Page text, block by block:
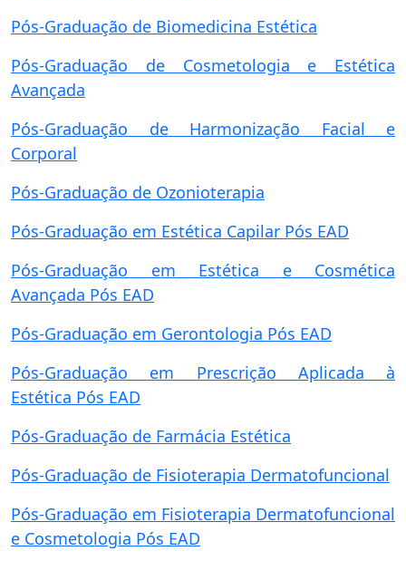
Pós-Graduação de Biomedicina Estética
Pós-Graduação de Cosmetologia e Estética
Avançada
Pós-Graduação de Harmonização Facial e
Corporal
Pós-Graduação de Ozonioterapia
Pós-Graduação em Estética Capilar Pós EAD
Pós-Graduação em Estética e Cosmética
Avançada Pós EAD
Pós-Graduação em Gerontologia Pós EAD
Pós-Graduação em Prescrição Aplicada à
Estética Pós EAD
Pós-Graduação de Farmácia Estética
Pós-Graduação de Fisioterapia Dermatofuncional
Pós-Graduação em Fisioterapia Dermatofuncional
e Cosmetologia Pós EAD